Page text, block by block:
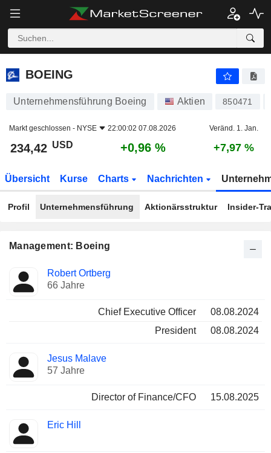
BOEING
BOEING
Unternehmensführung Boeing Aktien 850471
Markt geschlossen - NYSE 22:00:02 07.08.2026 Veränd. 1. Jan.
234,42 USD +0,96 % +7,97 %
Übersicht Kurse Charts Nachrichten
Profil Unternehmensführung Aktionärsstruktur Insider-
Management: Boeing
Manager
Besetzte
Positionen
Robert Ortberg
66 Jahre
Chief Executive Officer
08.08.2024
President
08.08.2024
Jesus Malave
57 Jahre
Director of Finance/CFO 15.08.2025
Eric Hill